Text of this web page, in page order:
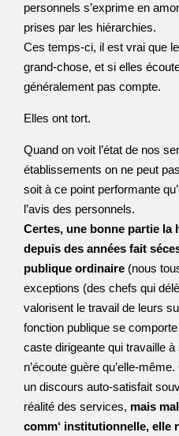
personnels s’exprime en
prises par les hiérarchies.
Ces temps-ci, il est vrai que
grand-chose, et si elles
généralement pas compte.
Elles ont tort.
Quand on voit l’état de nos
établissements on ne peut
soit à ce point performante
l’avis des personnels.
Certes, une bonne partie la
depuis des années fait
publique ordinaire (nous
exceptions (des chefs qui
valorisent le travail de leurs
fonction publique se
caste dirigeante qui travaille
n’écoute guère qu’elle-
un discours auto-satisfait
réalité des services, mais
comm‘ institutionnelle, elle